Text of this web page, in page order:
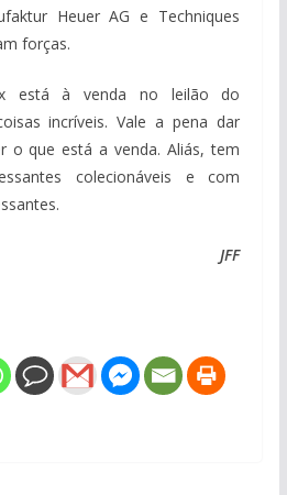
Heuer AG e Techniques
forças.
está à venda no leilão do
incríveis. Vale a pena dar
o que está a venda. Aliás, tem
colecionáveis e com
JFF